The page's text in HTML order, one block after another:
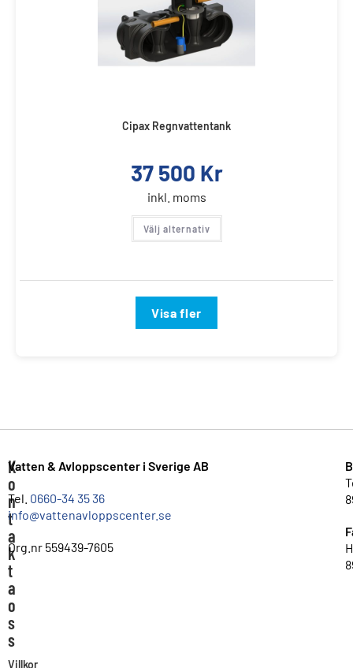
Cipax Regnvattentank
37 500 Kr
inkl. moms
Välj alternativ
Visa fler
K
o
n
t
a
k
t
a
o
s
s
Vatten & Avloppscenter i Sverige AB
Tel. 0660-34 35 36
info@vattenavloppscenter.se
Org.nr 559439-7605
Villkor